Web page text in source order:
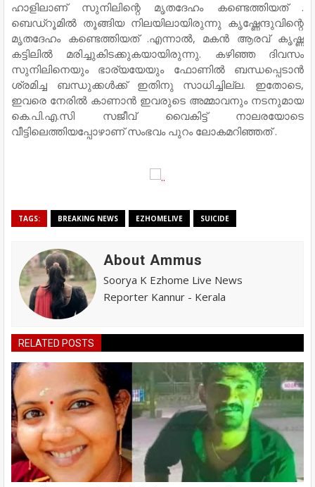
ഹാളിലാണ് സുനിലിന്റെ മൃതദേഹം കണ്ടെത്തിയത് .
ബെഡ്റൂമില്‍ തൂങ്ങിയ നിലയിലായിരുന്നു കൃഷ്ണേന്ദുവിന്റെ
മൃതദേഹം കണ്ടെത്തിയത് .എന്നാൽ, മകന്‍ ആരവ് കൃഷ്ണ
കട്ടിലില്‍ മരിച്ചുകിടക്കുകയായിരുന്നു. കഴിഞ്ഞ ദിവസം
സുനിലിനെയും ഭാര്യയേയും ഫോണില്‍ ബന്ധപ്പെടാന്‍
ശ്രമിച്ച ബന്ധുക്കള്‍ക്ക് ഇതിനു സാധിച്ചില്ല. ഇതോടെ,
ഇവരെ നേരില്‍ കാണാന്‍ ഇവരുടെ അമ്മാവനും നടനുമായ
കെ.പി.എ.സി സജീവ് വൈകിട്ട് നാലരയോടെ
വീട്ടിലെത്തിയപ്പോഴാണ് സംഭവം പുറം ലോകമറിഞ്ഞത് .
TAGS: BREAKING NEWS EZHOMELIVE SUICIDE
About Ammus
Soorya K Ezhome Live News
Reporter Kannur - Kerala
RELATED POSTS